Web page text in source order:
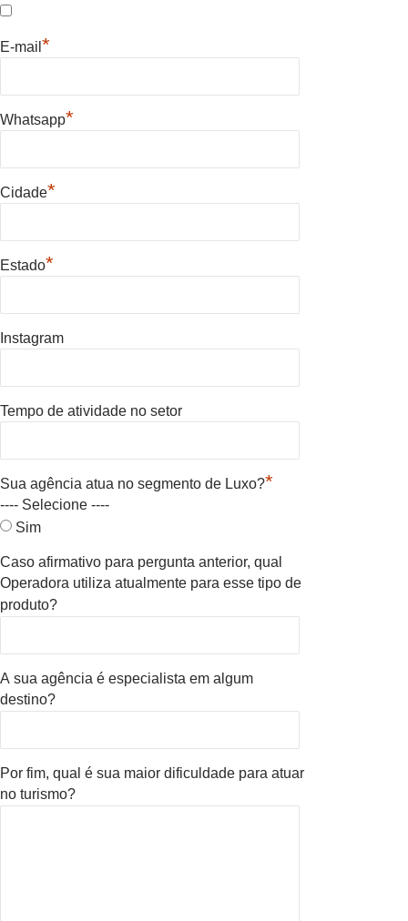
E-mail *
Whatsapp*
Cidade*
Estado*
Instagram
Tempo de atividade no setor
Sua agência atua no segmento de Luxo?*
---- Selecione ----
Sim
Caso afirmativo para pergunta anterior, qual
Operadora utiliza atualmente para esse tipo de
produto?
A sua agência é especialista em algum
destino?
Por fim, qual é sua maior dificuldade para atuar
no turismo?